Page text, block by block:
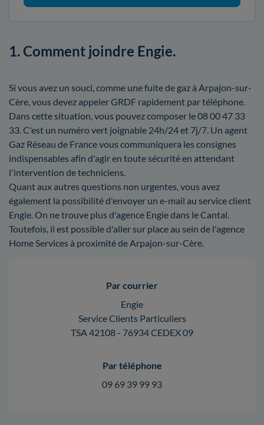
1. Comment joindre Engie.
Si vous avez un souci, comme une fuite de gaz à Arpajon-sur-
Cère, vous devez appeler GRDF rapidement par téléphone.
Dans cette situation, vous pouvez composer le 08 00 47 33
33. C'est un numéro vert joignable 24h/24 et 7j/7. Un agent
Gaz Réseau de France vous communiquera les consignes
indispensables afin d'agir en toute sécurité en attendant
l'intervention de techniciens.
Quant aux autres questions non urgentes, vous avez
également la possibilité d'envoyer un e-mail au service client
Engie. On ne trouve plus d'agence Engie dans le Cantal.
Toutefois, il est possible d'aller sur place au sein de l'agence
Home Services à proximité de Arpajon-sur-Cère.
Par courrier
Engie
Service Clients Particuliers
TSA 42108 - 76934 CEDEX 09
Par téléphone
09 69 39 99 93